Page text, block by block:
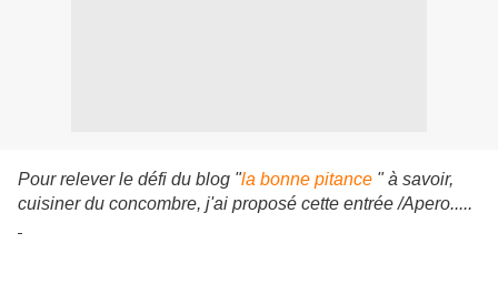
Pour relever le défi du blog "la bonne pitance " à savoir,
cuisiner du concombre, j'ai proposé cette entrée /Apero.....